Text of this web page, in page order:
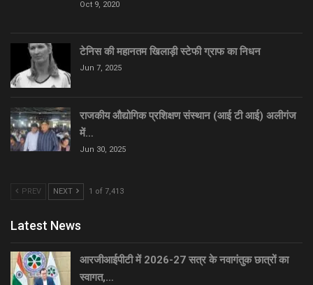
Oct 9, 2020
टेनिस की महानतम खिलाड़ी स्टेफी ग्राफ का निधन
Jun 7, 2025
राजकीय औद्योगिक प्रशिक्षण संस्थान (आई टी आई) अलीगंज
में…
Jun 30, 2025
PREV NEXT 1 of 7,413
Latest News
आरजीआईपीटी में 2026-27 सत्र के नवागंतुक छात्रों का
स्वागत,…